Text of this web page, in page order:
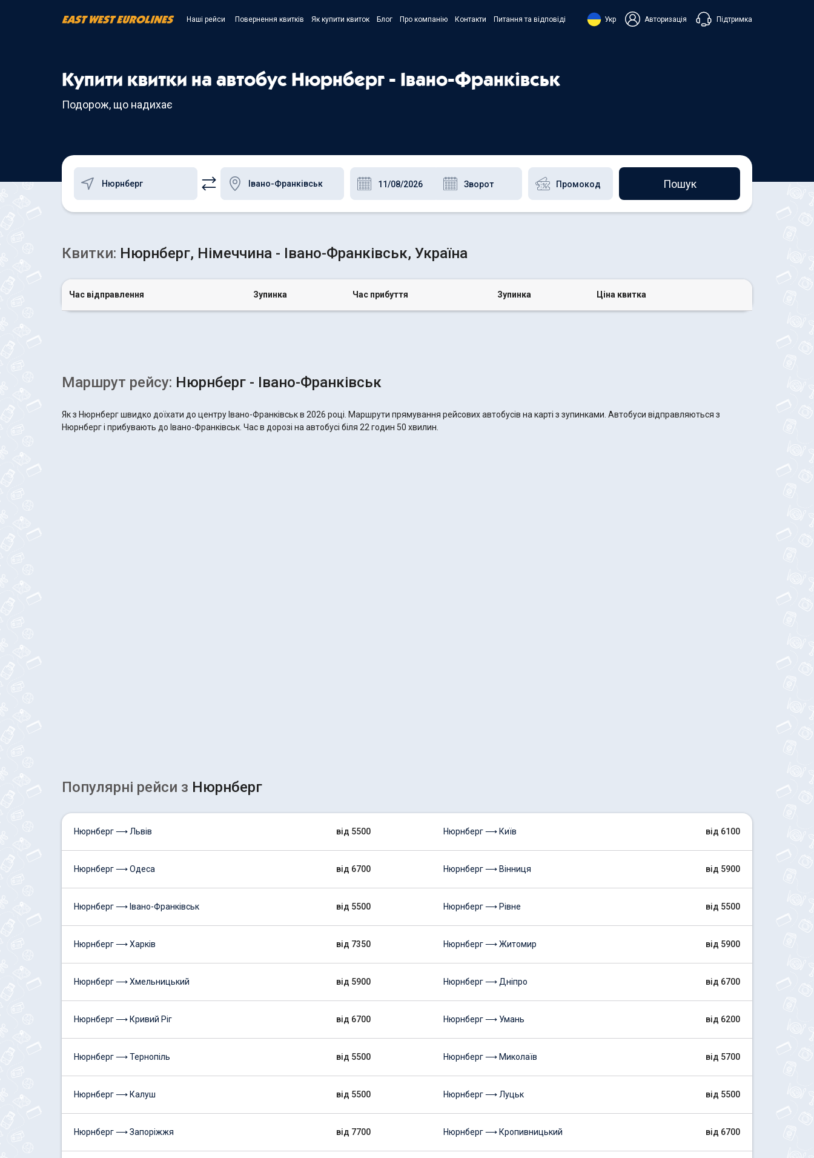
Наші рейси Повернення квитків Як купити квиток Блог Про компанію Контакти Питання та відповіді Укр Авторизація Підтримка
Чат в Messenger
Купити квитки на автобус Нюрнберг - Івано-Франківськ
Подорож, що надихає
Пошук
Квитки: Нюрнберг, Німеччина - Івано-Франківськ, Україна
Час відправлення Зупинка Час прибуття Зупинка Ціна квитка
Маршрут рейсу: Нюрнберг - Івано-Франківськ
Як з Нюрнберг швидко доїхати до центру Івано-Франківськ в 2026 році. Маршрути прямування рейсових автобусів на карті з зупинками. Автобуси відправляються з
Нюрнберг і прибувають до Івано-Франківськ. Час в дорозі на автобусі біля 22 годин 50 хвилин.
Популярні рейcи з Нюрнберг
Нюрнберг ⟶ Львів від 5500
Нюрнберг ⟶ Одеса від 6700
Нюрнберг ⟶ Івано-Франківськ від 5500
Нюрнберг ⟶ Харків від 7350
Нюрнберг ⟶ Хмельницький від 5900
Нюрнберг ⟶ Кривий Ріг від 6700
Нюрнберг ⟶ Тернопіль від 5500
Нюрнберг ⟶ Калуш від 5500
Нюрнберг ⟶ Запоріжжя від 7700
Нюрнберг ⟶ Київ від 6100
Нюрнберг ⟶ Вінниця від 5900
Нюрнберг ⟶ Рівне від 5500
Нюрнберг ⟶ Житомир від 5900
Нюрнберг ⟶ Дніпро від 6700
Нюрнберг ⟶ Умань від 6200
Нюрнберг ⟶ Миколаїв від 5700
Нюрнберг ⟶ Луцьк від 5500
Нюрнберг ⟶ Кропивницький від 6700